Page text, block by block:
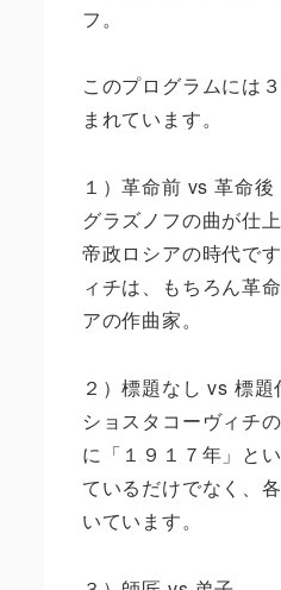
フ。
このプログラムには
まれています。
１）革命前 vs 革命後
グラズノフの曲が仕
帝政ロシアの時代で
ィチは、もちろん革
アの作曲家。
２）標題なし vs 標題
ショスタコーヴィチ
に「１９１７年」と
ているだけでなく、
いています。